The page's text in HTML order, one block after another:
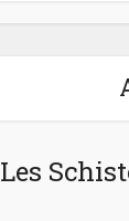
Les